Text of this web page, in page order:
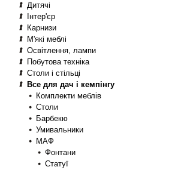
Дитячі
Інтер'єр
Карнизи
М'які меблі
Освітлення, лампи
Побутова техніка
Столи і стільці
Все для дач і кемпінгу
Комплекти меблів
Столи
Барбекю
Умивальники
МАФ
Фонтани
Статуї